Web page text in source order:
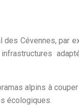
Cévennes, par
alpins à
écologiques.